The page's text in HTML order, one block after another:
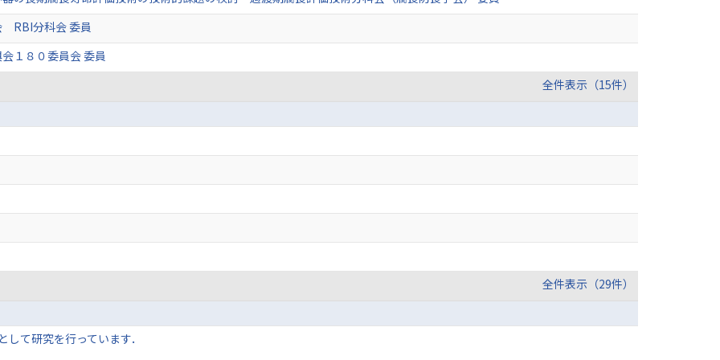
RBI分科会 委員
１８０委員会 委員
全件表示（15件）
全件表示（29件）
て研究を行っています．